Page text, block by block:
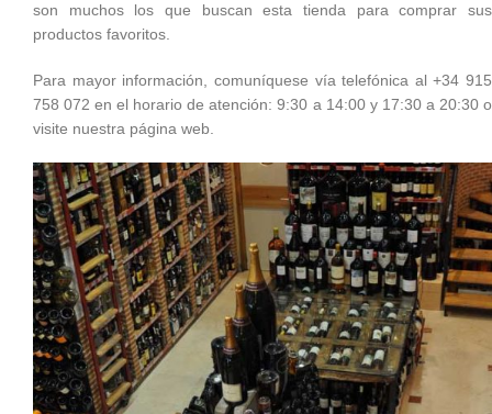
son muchos los que buscan esta tienda para comprar sus
productos favoritos.
Para mayor información, comuníquese vía telefónica al +34 915
758 072 en el horario de atención: 9:30 a 14:00 y 17:30 a 20:30 o
visite nuestra página web.